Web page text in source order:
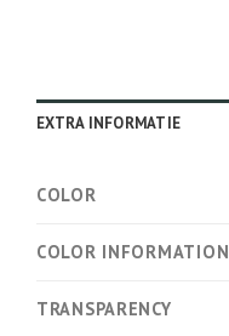
EXTRA INFORMATIE
COLOR
COLOR INFORMATION
TRANSPARENCY